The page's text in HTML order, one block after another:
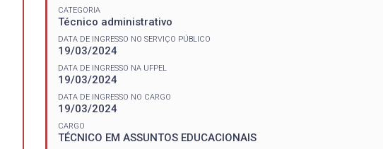
CATEGORIA
Técnico administrativo
DATA DE INGRESSO NO SERVIÇO PÚBLICO
19/03/2024
DATA DE INGRESSO NA UFPEL
19/03/2024
DATA DE INGRESSO NO CARGO
19/03/2024
CARGO
TÉCNICO EM ASSUNTOS EDUCACIONAIS